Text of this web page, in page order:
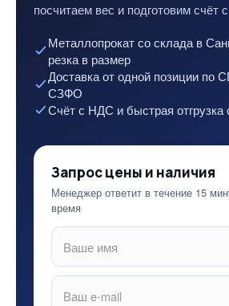
посчитаем вес и подготовим счёт
Металлопрокат со склада в
резка в размер
Доставка от одной позиции по
СЗФО
Счёт с НДС и быстрая отгрузка
Запрос цены и наличия
Менеджер ответит в течение 15
время